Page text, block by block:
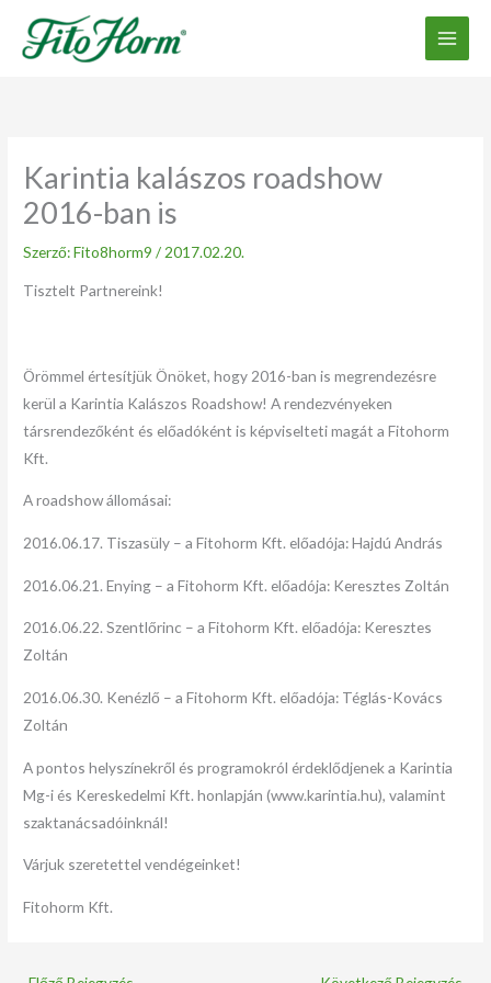
tartalomhoz
Karintia kalászos roadshow
2016-ban is
Szerző:Fito8horm9/ 2017.02.20.
Tisztelt Partnereink!
Örömmel értesítjük Önöket, hogy 2016-ban is megrendezésre
kerül a Karintia Kalászos Roadshow! A rendezvényeken
társrendezőként és előadóként is képviselteti magát a Fitohorm
Kft.
A roadshow állomásai:
2016.06.17. Tiszasüly – a Fitohorm Kft. előadója: Hajdú András
2016.06.21. Enying – a Fitohorm Kft. előadója: Keresztes Zoltán
2016.06.22. Szentlőrinc – a Fitohorm Kft. előadója: Keresztes
Zoltán
2016.06.30. Kenézlő – a Fitohorm Kft. előadója: Téglás-Kovács
Zoltán
A pontos helyszínekről és programokról érdeklődjenek a Karintia
Mg-i és Kereskedelmi Kft. honlapján (www.karintia.hu), valamint
szaktanácsadóinknál!
Várjuk szeretettel vendégeinket!
Fitohorm Kft.